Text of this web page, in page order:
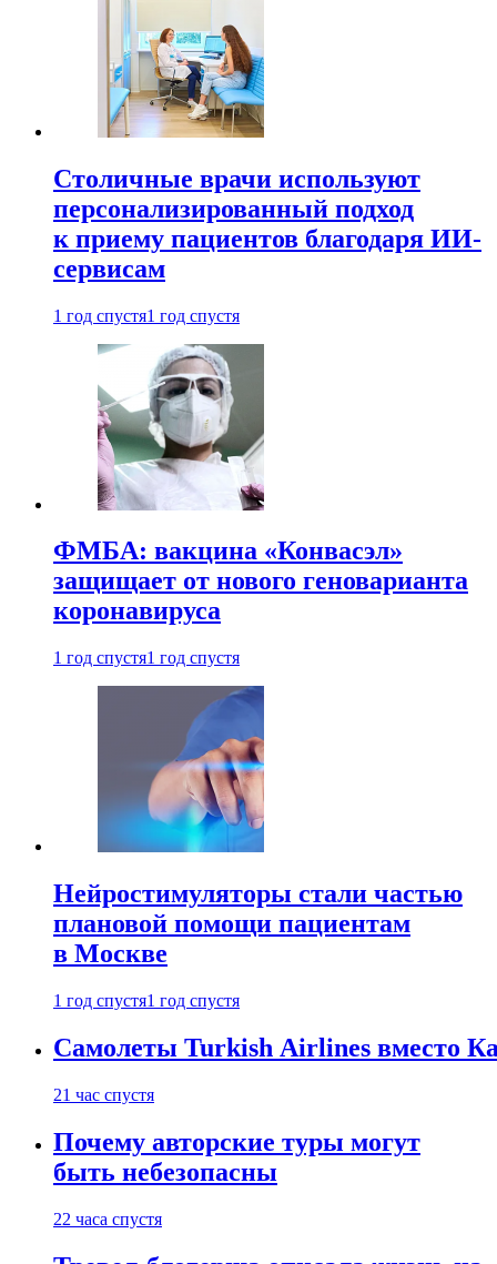
Столичные врачи используют
персонализированный подход
к приему пациентов благодаря ИИ-
сервисам
1 год спустя1 год спустя
ФМБА: вакцина «Конвасэл»
защищает от нового геноварианта
коронавируса
1 год спустя1 год спустя
Нейростимуляторы стали частью
плановой помощи пациентам
в Москве
1 год спустя1 год спустя
Самолеты Turkish Airlines вместо
21 час спустя
Почему авторские туры могут
быть небезопасны
22 часа спустя